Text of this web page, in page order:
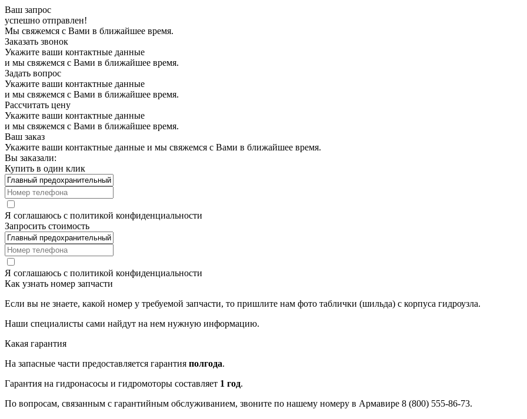
Ваш запрос
успешно отправлен!
Мы свяжемся с Вами в ближайшее время.
Заказать звонок
Укажите ваши контактные данные
и мы свяжемся с Вами в ближайшее время.
Задать вопрос
Укажите ваши контактные данные
и мы свяжемся с Вами в ближайшее время.
Рассчитать цену
Укажите ваши контактные данные
и мы свяжемся с Вами в ближайшее время.
Ваш заказ
Укажите ваши контактные данные и мы свяжемся с Вами в ближайшее время.
Вы заказали:
Купить в один клик
Я соглашаюсь с политикой конфиденциальности
Запросить стоимость
Я соглашаюсь с политикой конфиденциальности
Как узнать номер запчасти
Если вы не знаете, какой номер у требуемой запчасти, то пришлите нам фото таблички (шильда) с корпуса гидроузла.
Наши специалисты сами найдут на нем нужную информацию.
Какая гарантия
На запасные части предоставляется гарантия полгода.
Гарантия на гидронасосы и гидромоторы составляет 1 год.
По вопросам, связанным с гарантийным обслуживанием, звоните по нашему номеру в Армавире 8 (800) 555-86-73.